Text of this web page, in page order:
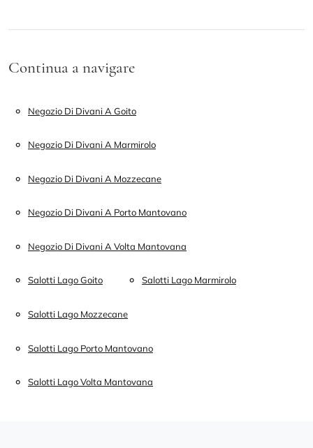
Continua a navigare
Negozio Di Divani A Goito
Negozio Di Divani A Marmirolo
Negozio Di Divani A Mozzecane
Negozio Di Divani A Porto Mantovano
Negozio Di Divani A Volta Mantovana
Salotti Lago Goito Salotti Lago Marmirolo
Salotti Lago Mozzecane
Salotti Lago Porto Mantovano
Salotti Lago Volta Mantovana